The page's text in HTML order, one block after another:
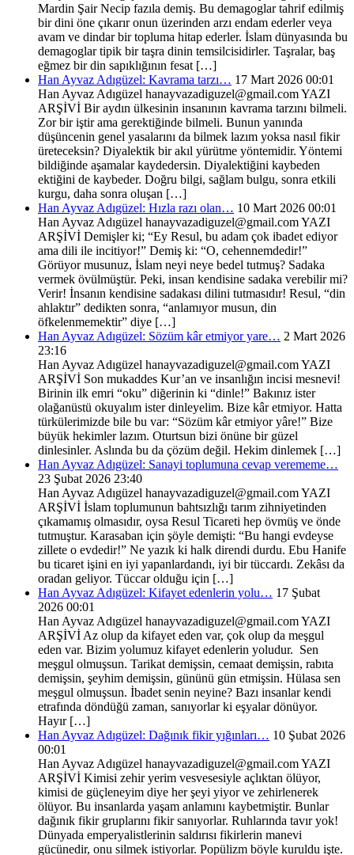
Mardin Şair Necip fazıla demiş. Bu demagoglar tahrif edilmiş
bir dini öne çıkarır onun üzerinden arzı endam ederler veya
avam ve dindar bir topluma hitap ederler. İslam dünyasında bu
demagoglar tipik bir taşra dinin temsilcisidirler. Taşralar, baş
eğmez bir din sapıklığının fesat […]
Han Ayvaz Adıgüzel: Kavrama tarzı… 17 Mart 2026 00:01
Han Ayvaz Adıgüzel hanayvazadiguzel@gmail.com YAZI
ARŞİVİ Bir aydın ülkesinin insanının kavrama tarzını bilmeli.
Zor bir iştir ama gerektiğinde bilmeli. Bunun yanında
düşüncenin genel yasalarını da bilmek lazım yoksa nasıl fikir
üreteceksin? Diyalektik bir akıl yürütme yöntemidir. Yöntemi
bildiğinde aşamalar kaydedersin. Diyalektiğini kaybeden
ektiğini de kaybeder. Doğru bilgi, sağlam bulgu, sonra etkili
kurgu, daha sonra oluşan […]
Han Ayvaz Adıgüzel: Hızla razı olan… 10 Mart 2026 00:01
Han Ayvaz Adıgüzel hanayvazadiguzel@gmail.com YAZI
ARŞİVİ Demişler ki; “Ey Resul, bu adam çok ibadet ediyor
ama dili ile incitiyor!” Demiş ki: “O, cehennemdedir!”
Görüyor musunuz, İslam neyi neye bedel tutmuş? Sadaka
vermek övülmüştür. Peki, insan kendisine sadaka verebilir mi?
Verir! İnsanın kendisine sadakası dilini tutmasıdır! Resul, “din
ahlaktır” dedikten sonra, “anlamıyor musun, din
öfkelenmemektir” diye […]
Han Ayvaz Adıgüzel: Sözüm kâr etmiyor yare… 2 Mart 2026
23:16
Han Ayvaz Adıgüzel hanayvazadiguzel@gmail.com YAZI
ARŞİVİ Son mukaddes Kur’an ve insanlığın incisi mesnevi!
Birinin ilk emri “oku” diğerinin ki “dinle!” Bakınız ister
olağanüstü okuyalım ister dinleyelim. Bize kâr etmiyor. Hatta
türkülerimizde bile bu var: “Sözüm kâr etmiyor yâre!” Bize
büyük hekimler lazım. Oturtsun bizi önüne bir güzel
dinlesinler. Aslında bu da çözüm değil. Hekim dinlemek […]
Han Ayvaz Adıgüzel: Sanayi toplumuna cevap verememe…
23 Şubat 2026 23:40
Han Ayvaz Adıgüzel hanayvazadiguzel@gmail.com YAZI
ARŞİVİ İslam toplumunun bahtsızlığı tarım zihniyetinden
çıkamamış olmasıdır, oysa Resul Ticareti hep övmüş ve önde
tutmuştur. Karasaban için şöyle demişti: “Bu hangi evdeyse
zillete o evdedir!” Ne yazık ki halk direndi durdu. Ebu Hanife
bu ticaret işini en iyi yapanlardandı, iyi bir tüccardı. Zekâsı da
oradan geliyor. Tüccar olduğu için […]
Han Ayvaz Adıgüzel: Kifayet edenlerin yolu… 17 Şubat
2026 00:01
Han Ayvaz Adıgüzel hanayvazadiguzel@gmail.com YAZI
ARŞİVİ Az olup da kifayet eden var, çok olup da meşgul
eden var. Bizim yolumuz kifayet edenlerin yoludur. Sen
meşgul olmuşsun. Tarikat demişsin, cemaat demişsin, rabıta
demişsin, şeyhim demişsin, gününü gün etmişsin. Hülasa sen
meşgul olmuşsun. İbadet senin neyine? Bazı insanlar kendi
etrafında döndüğü zaman, sanıyorlar ki eşyalar dönüyor.
Hayır […]
Han Ayvaz Adıgüzel: Dağınık fikir yığınları… 10 Şubat 2026
00:01
Han Ayvaz Adıgüzel hanayvazadiguzel@gmail.com YAZI
ARŞİVİ Kimisi zehir yerim vesvesesiyle açlıktan ölüyor,
kimisi de güçleneyim diye her şeyi yiyor ve zehirlenerek
ölüyor. Bu insanlarda yaşam anlamını kaybetmiştir. Bunlar
dağınık fikir gruplarını fikir sanıyorlar. Ruhlarında tavır yok!
Dünyada emperyalistlerinin saldırısı fikirlerin manevi
gücünedir, onu silmek istiyorlar. Popülizm böyle kuruldu işte.